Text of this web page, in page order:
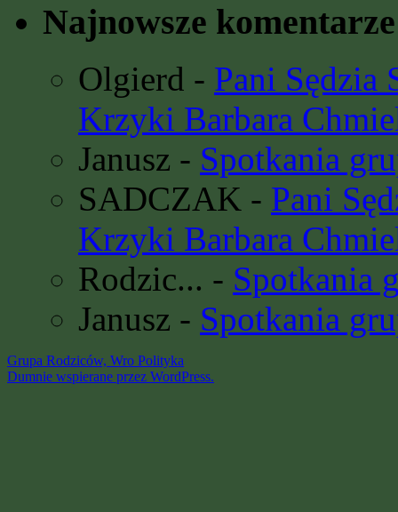
Najnowsze komentarze
Olgierd - Pani Sędzia
Krzyki Barbara
Janusz - Spotkania
SADCZAK - Pani
Krzyki Barbara
Rodzic... - Spotkania
Janusz - Spotkania
Grupa Rodziców, Wro Polityka
Dumnie wspierane przez WordPress.